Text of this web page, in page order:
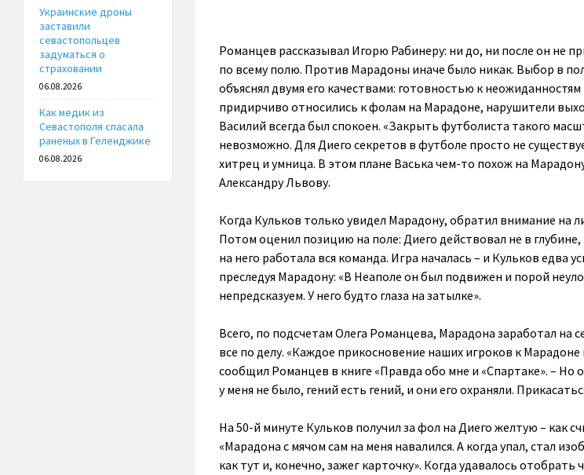
Романцев рассказывал Игорю Рабинеру: ни до, ни после он не
по всему полю. Против Марадоны иначе было никак. Выбор в
объяснял двумя его качествами: готовностью к
придирчиво относились к фолам на Марадоне, нарушители
Василий всегда был спокоен. «Закрыть футболиста такого
невозможно. Для Диего секретов в футболе просто не
хитрец и умница. В этом плане Васька чем-то похож на
Александру Львову.
Когда Кульков только увидел Марадону, обратил внимание на
Потом оценил позицию на поле: Диего действовал не в
на него работала вся команда. Игра началась – и Кульков едва
преследуя Марадону: «В Неаполе он был подвижен и порой
непредсказуем. У него будто глаза на затылке».
Всего, по подсчетам Олега Романцева, Марадона заработал на
все по делу. «Каждое прикосновение наших игроков к Марадоне
сообщил Романцев в книге «Правда обо мне и «Спартаке». – Но
у меня не было, гений есть гений, и они его охраняли.
На 50-й минуте Кульков получил за фол на Диего желтую – как
«Марадона с мячом сам на меня навалился. А когда упал, стал
как тут и, конечно, зажег карточку». Когда удавалось отобрать
Украинские дроны
заставили
севастопольцев
задуматься о
страховании
06.08.2026
Как медик из
Севастополя спасала
раненых в Геленджике
06.08.2026